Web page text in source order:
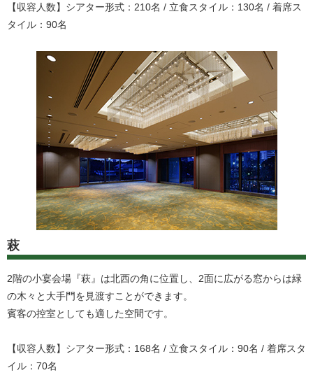
【収容人数】シアター形式：210名 / 立食スタイル：130名 / 着席ス
タイル：90名
萩
2階の小宴会場『萩』は北西の角に位置し、2面に広がる窓からは緑
の木々と大手門を見渡すことができます。
賓客の控室としても適した空間です。
【収容人数】シアター形式：168名 / 立食スタイル：90名 / 着席スタ
イル：70名